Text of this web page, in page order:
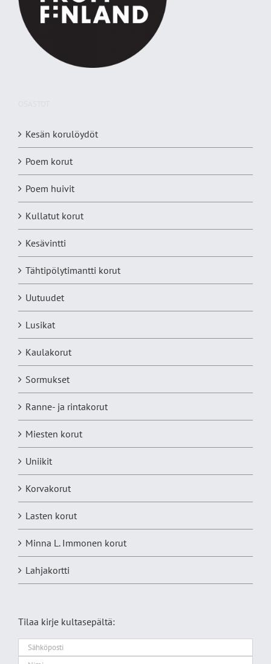
Kesän korulöydöt
Poem korut
Poem huivit
Kullatut korut
Kesävintti
Tähtipölytimantti korut
Uutuudet
Lusikat
Kaulakorut
Sormukset
Ranne- ja rintakorut
Miesten korut
Uniikit
Korvakorut
Lasten korut
Minna L. Immonen korut
Lahjakortti
Tilaa kirje kultasepältä: